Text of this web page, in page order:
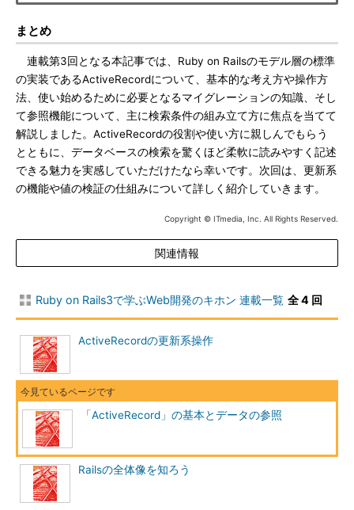
まとめ
連載第3回となる本記事では、Ruby on Railsのモデル層の標準
の実装であるActiveRecordについて、基本的な考え方や操作方
法、使い始めるために必要となるマイグレーションの知識、そし
て参照機能について、主に検索条件の組み立て方に焦点を当てて
解説しました。ActiveRecordの役割や使い方に親しんでもらう
とともに、データベースの検索を驚くほど柔軟に読みやすく記述
できる魅力を実感していただけたなら幸いです。次回は、更新系
の機能や値の検証の仕組みについて詳しく紹介していきます。
Copyright © ITmedia, Inc. All Rights Reserved.
関連情報
Ruby on Rails3で学ぶWeb開発のキホン 連載一覧 全 4 回
ActiveRecordの更新系操作
「ActiveRecord」の基本とデータの参照
Railsの全体像を知ろう